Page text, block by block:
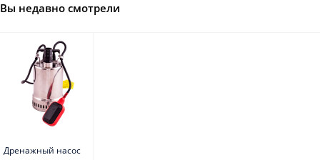
Вы недавно смотрели
Дренажный насос